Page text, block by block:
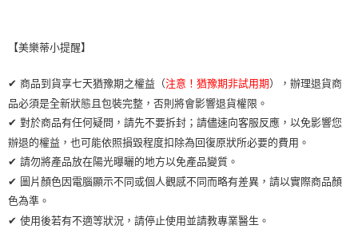
【美樂蒂小提醒】
✔ 商品到貨享七天猶豫期之權益（注意！猶豫期非試用期），辦理退貨商
品必須是全新狀態且包裝完整，否則將會影響退貨權限。
✔ 對於商品有任何疑問，請先不要拆封；請儘速向客服反應，以免影響您
辦退的權益，也可能依照損毀程度扣除為回復原狀所必要的費用。
✔ 請勿將產品放在陽光曝曬的地方以免產品變質。
✔ 圖片顏色因電腦顯示不同或個人觀感不同而略有差異，請以實際商品顏
色為準。
✔ 使用後若有不適等狀況，請停止使用並請教專業醫生。